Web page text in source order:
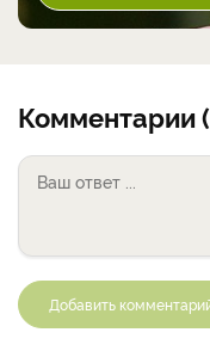
Комментарии
Добавить